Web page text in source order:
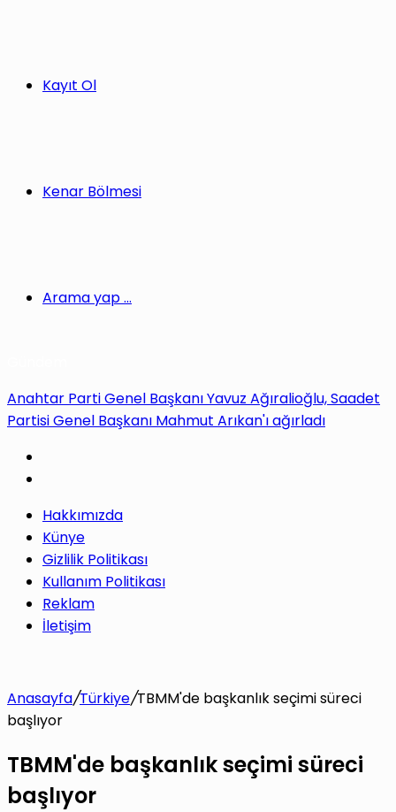
Kayıt Ol
Kenar Bölmesi
Arama yap ...
Anahtar Parti Genel Başkanı Yavuz Ağıralioğlu, Saadet
Partisi Genel Başkanı Mahmut Arıkan'ı ağırladı
Hakkımızda
Künye
Gizlilik Politikası
Kullanım Politikası
Reklam
İletişim
Anasayfa/Türkiye/TBMM'de başkanlık seçimi süreci
başlıyor
TBMM'de başkanlık seçimi süreci
başlıyor